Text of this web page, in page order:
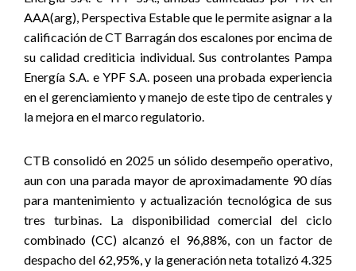
AAA(arg), Perspectiva Estableque le permite asignar a la
calificación de CT Barragán dos escalones por encima de
su calidad crediticia individual. Sus controlantes Pampa
Energía S.A. e YPF S.A. poseen una probada experiencia
en el gerenciamiento y manejo de este tipo de centrales y
la mejora en el marco regulatorio.
CTB consolidó en 2025 un sólido desempeño operativo,
aun con una parada mayor de aproximadamente 90 días
para mantenimiento y actualización tecnológica de sus
tres turbinas. La disponibilidad comercial del ciclo
combinado (CC) alcanzó el 96,88%, con un factor de
despacho del 62,95%, y la generación neta totalizó 4.325